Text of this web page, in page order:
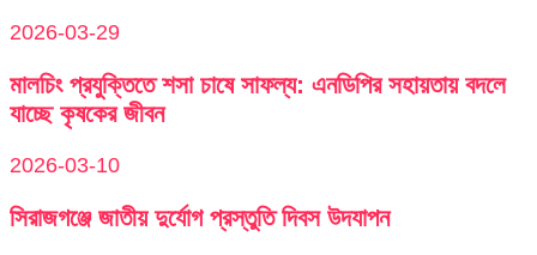
2026-03-29
মালচিং প্রযুক্তিতে শসা চাষে সাফল্য: এনডিপির সহায়তায় বদলে
যাচ্ছে কৃষকের জীবন
2026-03-10
সিরাজগঞ্জে জাতীয় দুর্যোগ প্রস্তুতি দিবস উদযাপন